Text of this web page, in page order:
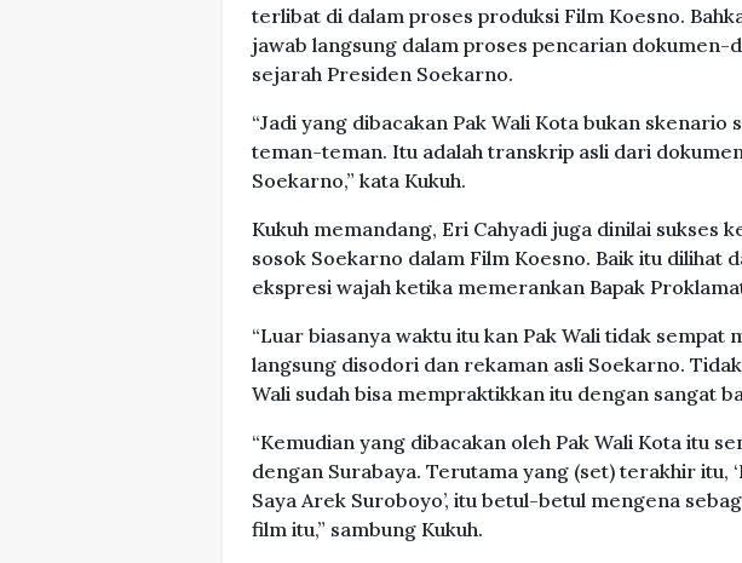
terlibat di dalam proses produksi Film Koesno.
jawab langsung dalam proses pencarian dokumen-
sejarah Presiden Soekarno.
“Jadi yang dibacakan Pak Wali Kota bukan skenario
teman-teman. Itu adalah transkrip asli dari
Soekarno,” kata Kukuh.
Kukuh memandang, Eri Cahyadi juga dinilai sukses
sosok Soekarno dalam Film Koesno. Baik itu dilihat
ekspresi wajah ketika memerankan Bapak
“Luar biasanya waktu itu kan Pak Wali tidak sempat
langsung disodori dan rekaman asli Soekarno.
Wali sudah bisa mempraktikkan itu dengan sangat
“Kemudian yang dibacakan oleh Pak Wali Kota itu
dengan Surabaya. Terutama yang (set) terakhir itu,
Saya Arek Suroboyo’, itu betul-betul mengena
film itu,” sambung Kukuh.